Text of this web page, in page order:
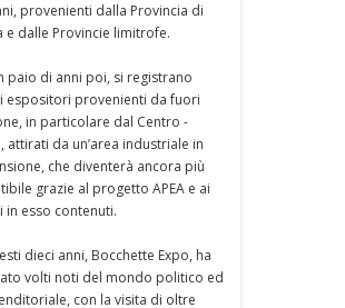
provenienti dalla Provincia di
e dalle Provincie limitrofe.
paio di anni poi, si registrano
espositori provenienti da fuori
in particolare dal Centro -
attirati da un’area industriale in
che diventerà ancora più
grazie al progetto APEA e ai
in esso contenuti.
dieci anni, Bocchette Expo, ha
volti noti del mondo politico ed
con la visita di oltre